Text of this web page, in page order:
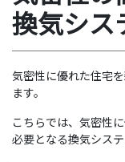
換気シス
気密性に優れた住宅
ます。
こちらでは、気密性
必要となる換気シス